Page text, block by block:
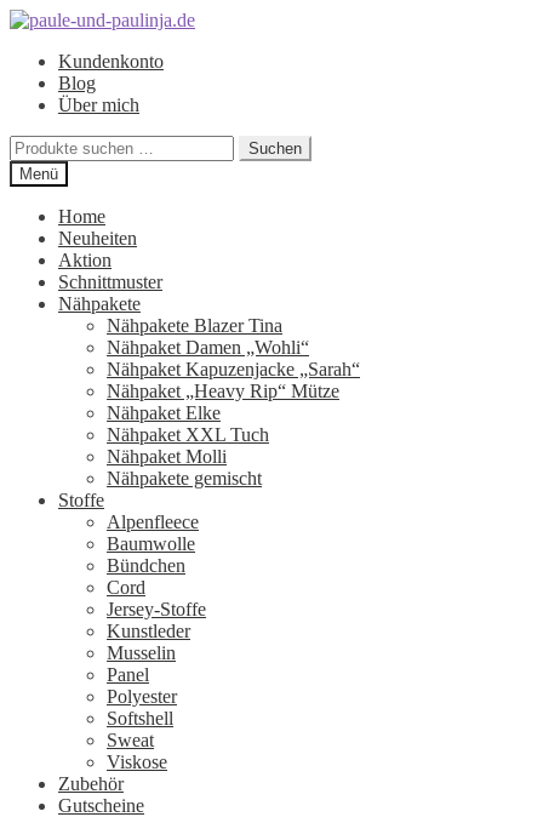
Zur
springen
Zum
springenKundenkonto
Blog
Über mich
Suchen
nach:
Suchen
Menü
Home
Neuheiten
Aktion
Schnittmuster
Nähpakete
Nähpakete Blazer Tina
Nähpaket Damen „Wohli“
Nähpaket Kapuzenjacke „Sarah“
Nähpaket „Heavy Rip“ Mütze
Nähpaket Elke
Nähpaket XXL Tuch
Nähpaket Molli
Nähpakete gemischt
Stoffe
Alpenfleece
Baumwolle
Bündchen
Cord
Jersey-Stoffe
Kunstleder
Musselin
Panel
Polyester
Softshell
Sweat
Viskose
Zubehör
Gutscheine